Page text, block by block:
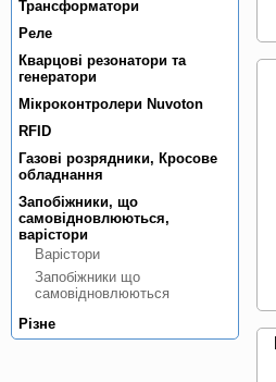
Трансформатори
Реле
Кварцовi резонатори та
генератори
Мiкроконтролери Nuvoton
RFID
Газовi розрядники, Кросове
обладнання
Запобiжники, що
самовiдновлюються,
варiстори
Варiстори
Запобiжники що
самовiдновлюються
Рiзне